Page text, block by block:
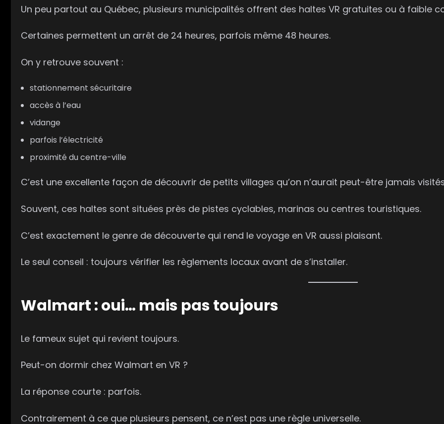
Un peu partout au Québec, plusieurs municipalités offrent des haltes VR gratuites ou à faible
Certaines permettent un arrêt de 24 heures, parfois même 48 heures.
On y retrouve souvent :
stationnement sécuritaire
accès à l’eau
vidange
parfois l’électricité
proximité du centre-ville
C’est une excellente façon de découvrir de petits villages qu’on n’aurait peut-être jamais
Souvent, ces haltes sont situées près de pistes cyclables, marinas ou centres touristiques.
C’est exactement le genre de découverte qui rend le voyage en VR aussi plaisant.
Le seul conseil : toujours vérifier les règlements locaux avant de s’installer.
Walmart : oui… mais pas toujours
Le fameux sujet qui revient toujours.
Peut-on dormir chez Walmart en VR ?
La réponse courte : parfois.
Contrairement à ce que plusieurs pensent, ce n’est pas une règle universelle.